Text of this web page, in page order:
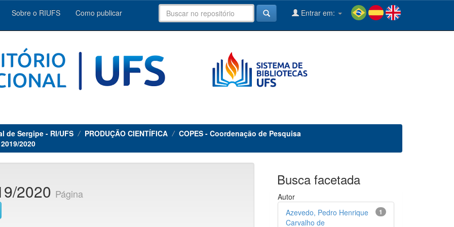
Sobre o RIUFS Como publicar Entrar em:
de Sergipe - RI/UFS PRODUÇÃO CIENTÍFICA
COPES - Coordenação de Pesquisa
2020
2020 Página
Busca facetada
Autor
1
Azevedo, Pedro Henrique
Carvalho de